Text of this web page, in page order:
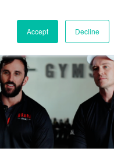
Accept Decline